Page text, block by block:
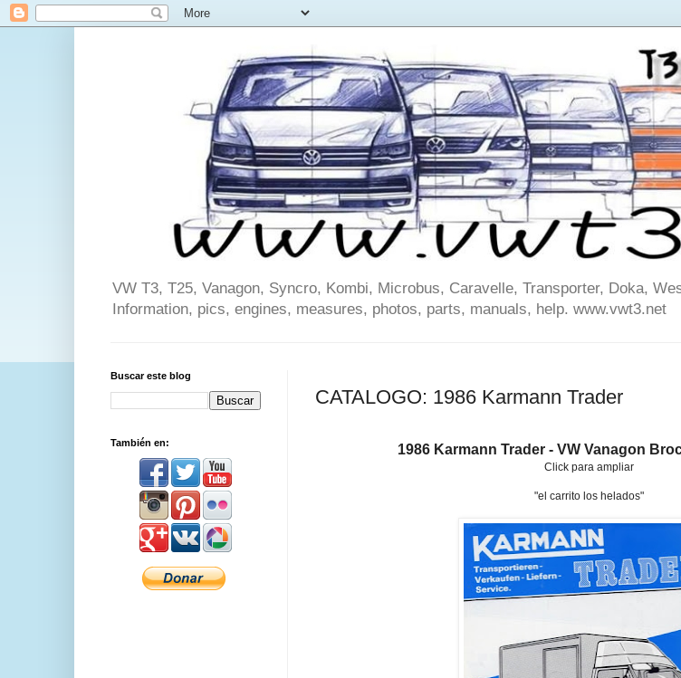
VW T3, T25, Vanagon, Syncro, Kombi, Microbus, Caravelle, Transporter, Doka,
Information, pics, engines, measures, photos, parts, manuals, help. www.vwt3.net
CATALOGO: 1986 Karmann Trader
1986 Karmann Trader - VW Vanagon
Click para ampliar
"el carrito los helados"
Buscar este blog
También en: